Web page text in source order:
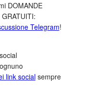
DOMANDE
Telegram!
link socialsempre